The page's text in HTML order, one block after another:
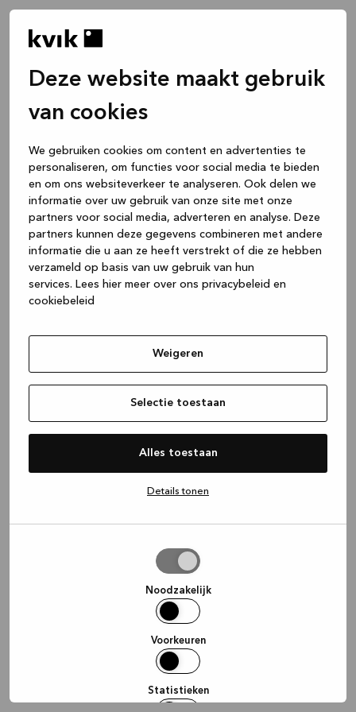
Deze website maakt gebruik
van cookies
We gebruiken cookies om content en advertenties te
personaliseren, om functies voor social media te bieden
en om ons websiteverkeer te analyseren. Ook delen we
informatie over uw gebruik van onze site met onze
partners voor social media, adverteren en analyse. Deze
partners kunnen deze gegevens combineren met andere
informatie die u aan ze heeft verstrekt of die ze hebben
verzameld op basis van uw gebruik van hun
services. Lees hier meer over ons privacybeleid en
cookiebeleid
Weigeren
Selectie toestaan
Alles toestaan
Details tonen
Noodzakelijk
Voorkeuren
Statistieken
(see the browser console for more
information).